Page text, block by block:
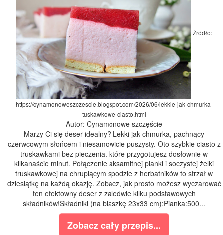
Źródło:
https://cynamonoweszczescie.blogspot.com/2026/06/lekkie-jak-chmurka-
tuskawkowe-ciasto.html
Autor: Cynamonowe szczęście
Marzy Ci się deser idealny? Lekki jak chmurka, pachnący
czerwcowym słońcem i niesamowicie puszysty. Oto szybkie ciasto z
truskawkami bez pieczenia, które przygotujesz dosłownie w
kilkanaście minut. Połączenie aksamitnej pianki i soczystej żelki
truskawkowej na chrupiącym spodzie z herbatników to strzał w
dziesiątkę na każdą okazję. Zobacz, jak prosto możesz wyczarować
ten efektowny deser z zaledwie kilku podstawowych
składników!Składniki (na blaszkę 23x33 cm):Pianka:500...
Zobacz cały przepis...